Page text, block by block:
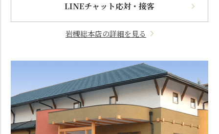
LINEチャット応対・接客
岩槻総本店の詳細を見る